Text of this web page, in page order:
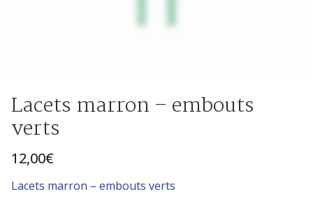
Lacets marron – embouts
verts
12,00€
Lacets marron – embouts verts